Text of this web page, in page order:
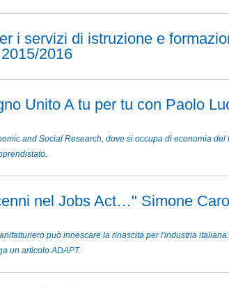
i servizi di istruzione e
2016
Unito A tu per tu con Paolo
and Social Research, dove si occupa di economia del
nel Jobs Act…" Simone
può innescare la rinascita per l'industria
un articolo ADAPT.